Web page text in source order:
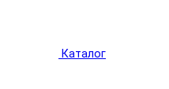
Каталог